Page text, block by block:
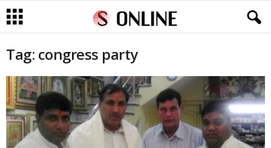
Tag: congress party